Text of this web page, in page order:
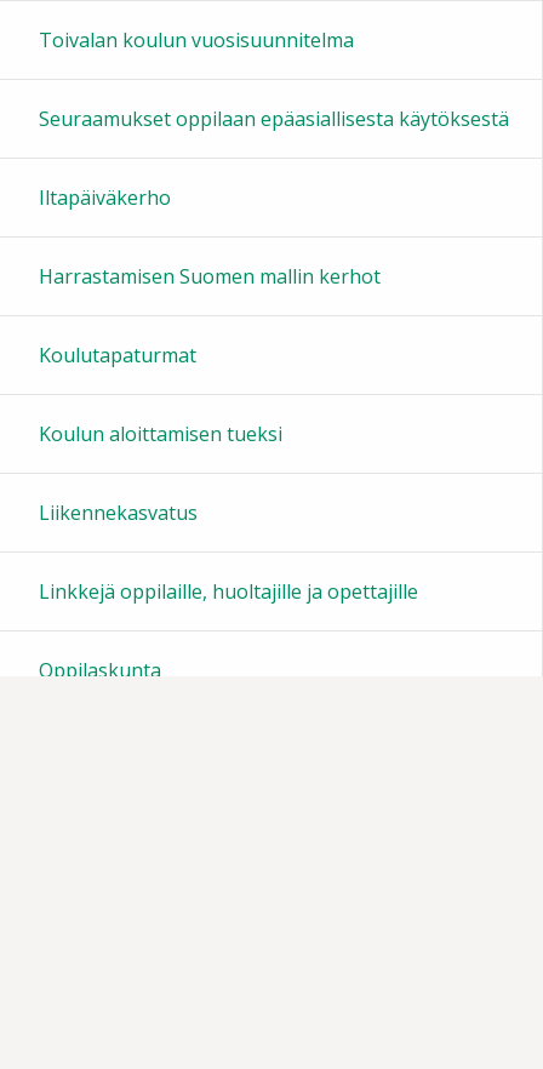
16:00
20:00
21:00
Toivalan koulun vuosisuunnitelma
Seuraamukset oppilaan epäasiallisesta käytöksestä
Iltapäiväkerho
Harrastamisen Suomen mallin kerhot
Koulutapaturmat
Koulun aloittamisen tueksi
Liikennekasvatus
Linkkejä oppilaille, huoltajille ja opettajille
Oppilaskunta